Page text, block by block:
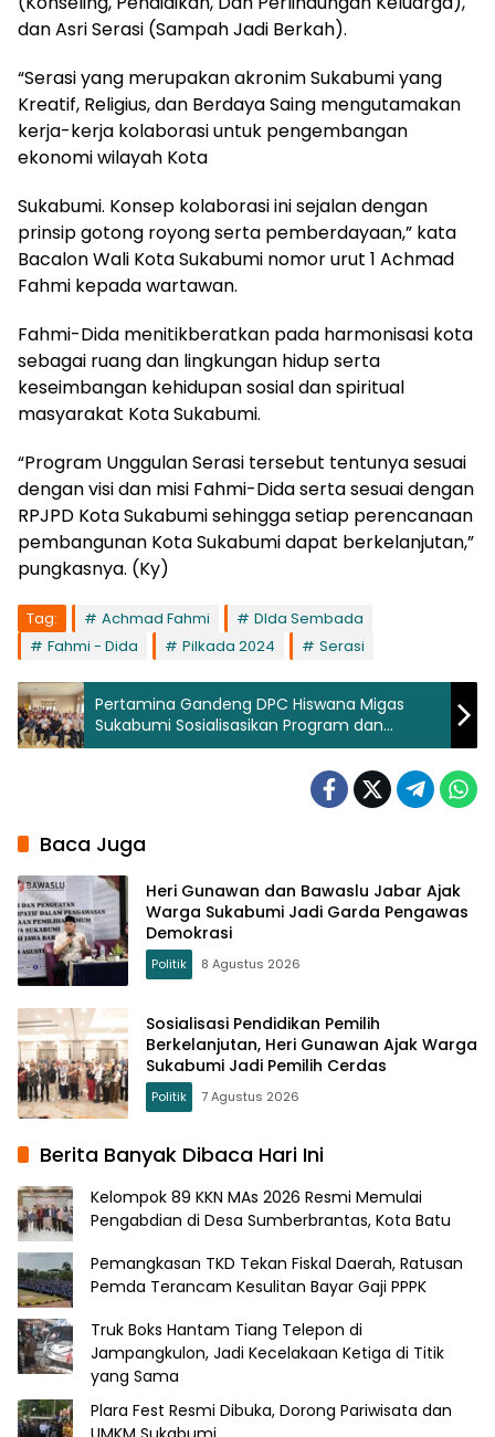
dan Asri Serasi (Sampah Jadi Berkah).
“Serasi yang merupakan akronim Sukabumi yang
Kreatif, Religius, dan Berdaya Saing mengutamakan
kerja-kerja kolaborasi untuk pengembangan
ekonomi wilayah Kota
Sukabumi. Konsep kolaborasi ini sejalan dengan
prinsip gotong royong serta pemberdayaan,” kata
Bacalon Wali Kota Sukabumi nomor urut 1 Achmad
Fahmi kepada wartawan.
Fahmi-Dida menitikberatkan pada harmonisasi kota
sebagai ruang dan lingkungan hidup serta
keseimbangan kehidupan sosial dan spiritual
masyarakat Kota Sukabumi.
“Program Unggulan Serasi tersebut tentunya sesuai
dengan visi dan misi Fahmi-Dida serta sesuai dengan
RPJPD Kota Sukabumi sehingga setiap perencanaan
pembangunan Kota Sukabumi dapat berkelanjutan,”
pungkasnya. (Ky)
Tag: Achmad Fahmi
DIda Sembada
Fahmi - Dida
Pilkada 2024 Serasi
Pertamina Gandeng DPC Hiswana Migas
Sukabumi Sosialisasikan Program dan
Regulasi Kepada Puluhan SPBU
Baca Juga
Heri Gunawan dan Bawaslu Jabar Ajak
Warga Sukabumi Jadi Garda Pengawas
Demokrasi
Politik 8 Agustus 2026
Sosialisasi Pendidikan Pemilih
Berkelanjutan, Heri Gunawan Ajak Warga
Sukabumi Jadi Pemilih Cerdas
Politik 7 Agustus 2026
Berita Banyak Dibaca Hari Ini
Kelompok 89 KKN MAs 2026 Resmi Memulai
Pengabdian di Desa Sumberbrantas, Kota Batu
Pemangkasan TKD Tekan Fiskal Daerah, Ratusan
Pemda Terancam Kesulitan Bayar Gaji PPPK
Truk Boks Hantam Tiang Telepon di
Jampangkulon, Jadi Kecelakaan Ketiga di Titik
yang Sama
Plara Fest Resmi Dibuka, Dorong Pariwisata dan